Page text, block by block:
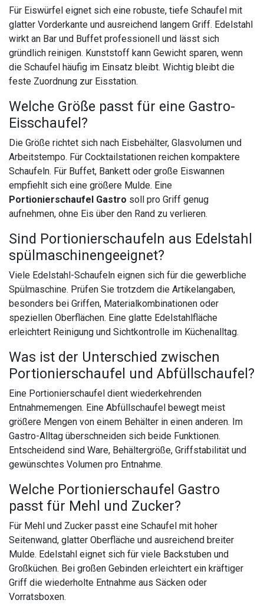
Für Eiswürfel eignet sich eine robuste, tiefe Schaufel mit
glatter Vorderkante und ausreichend langem Griff. Edelstahl
wirkt an Bar und Buffet professionell und lässt sich
gründlich reinigen. Kunststoff kann Gewicht sparen, wenn
die Schaufel häufig im Einsatz bleibt. Wichtig bleibt die
feste Zuordnung zur Eisstation.
Welche Größe passt für eine Gastro-
Eisschaufel?
Die Größe richtet sich nach Eisbehälter, Glasvolumen und
Arbeitstempo. Für Cocktailstationen reichen kompaktere
Schaufeln. Für Buffet, Bankett oder große Eiswannen
empfiehlt sich eine größere Mulde. Eine
Portionierschaufel Gastro soll pro Griff genug
aufnehmen, ohne Eis über den Rand zu verlieren.
Sind Portionierschaufeln aus Edelstahl
spülmaschinengeeignet?
Viele Edelstahl-Schaufeln eignen sich für die gewerbliche
Spülmaschine. Prüfen Sie trotzdem die Artikelangaben,
besonders bei Griffen, Materialkombinationen oder
speziellen Oberflächen. Eine glatte Edelstahlfläche
erleichtert Reinigung und Sichtkontrolle im Küchenalltag.
Was ist der Unterschied zwischen
Portionierschaufel und Abfüllschaufel?
Eine Portionierschaufel dient wiederkehrenden
Entnahmemengen. Eine Abfüllschaufel bewegt meist
größere Mengen von einem Behälter in einen anderen. Im
Gastro-Alltag überschneiden sich beide Funktionen.
Entscheidend sind Ware, Behältergröße, Griffstabilität und
gewünschtes Volumen pro Entnahme.
Welche Portionierschaufel Gastro
passt für Mehl und Zucker?
Für Mehl und Zucker passt eine Schaufel mit hoher
Seitenwand, glatter Oberfläche und ausreichend breiter
Mulde. Edelstahl eignet sich für viele Backstuben und
Großküchen. Bei großen Gebinden erleichtert ein kräftiger
Griff die wiederholte Entnahme aus Säcken oder
Vorratsboxen.